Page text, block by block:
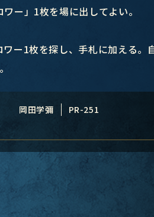
ー」1枚を場に出してよい。
ー1枚を探し、手札に加える。
岡田学彌 PR-251